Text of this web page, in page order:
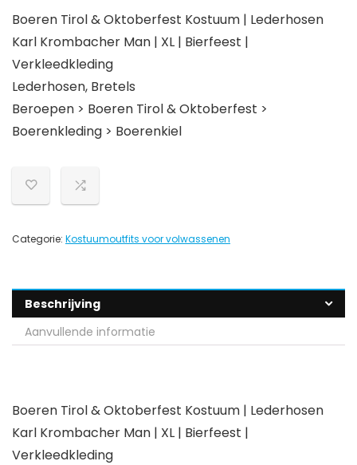
Boeren Tirol & Oktoberfest Kostuum | Lederhosen
Karl Krombacher Man | XL | Bierfeest |
Verkleedkleding
Lederhosen, Bretels
Beroepen > Boeren Tirol & Oktoberfest >
Boerenkleding > Boerenkiel
Categorie: Kostuumoutfits voor volwassenen
Beschrijving
Aanvullende informatie
Boeren Tirol & Oktoberfest Kostuum | Lederhosen
Karl Krombacher Man | XL | Bierfeest |
Verkleedkleding